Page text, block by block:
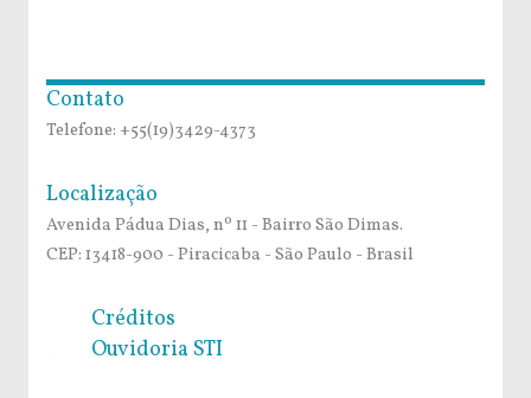
Contato
Telefone: +55(19)3429-4373
Localização
Avenida Pádua Dias, nº 11 - Bairro São Dimas.
CEP: 13418-900 - Piracicaba - São Paulo - Brasil
Créditos
Ouvidoria STI